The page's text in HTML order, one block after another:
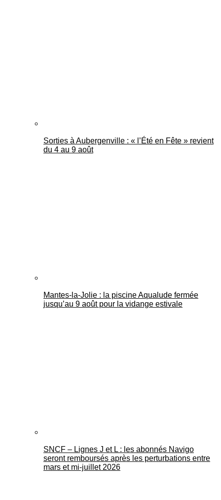
Sorties à Aubergenville : « l’Été en Fête » revient
du 4 au 9 août
Mantes-la-Jolie : la piscine Aqualude fermée
jusqu’au 9 août pour la vidange estivale
SNCF – Lignes J et L : les abonnés Navigo
seront remboursés après les perturbations entre
mars et mi-juillet 2026